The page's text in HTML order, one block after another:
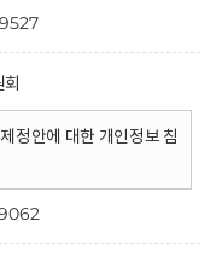
정안에 대한 개인정보 침